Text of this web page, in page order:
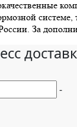
За